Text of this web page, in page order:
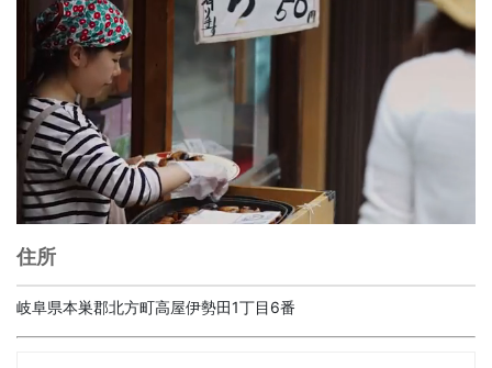
住所
岐阜県本巣郡北方町高屋伊勢田1丁目6番